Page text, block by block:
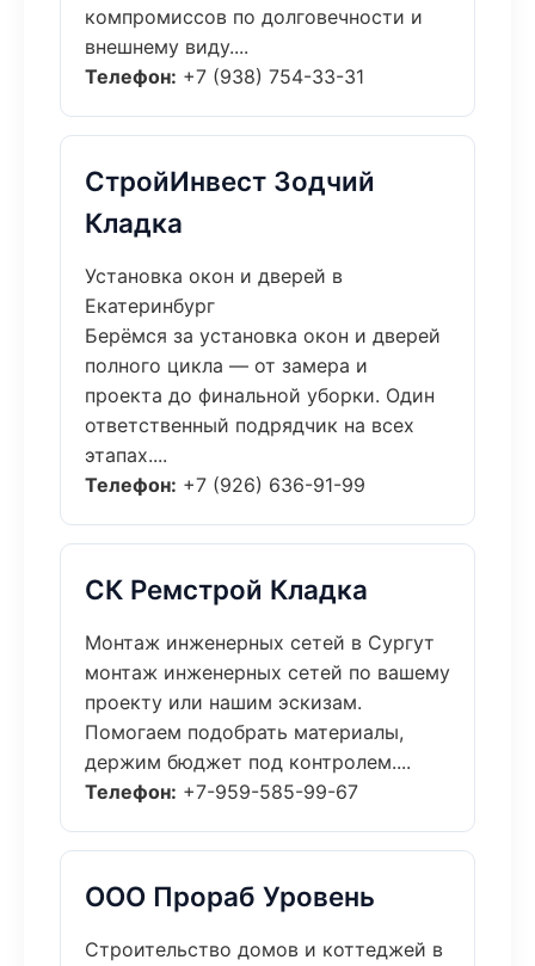
компромиссов по долговечности и
внешнему виду....
Телефон: +7 (938) 754-33-31
СтройИнвест Зодчий
Кладка
Установка окон и дверей в
Екатеринбург
Берёмся за установка окон и дверей
полного цикла — от замера и
проекта до финальной уборки. Один
ответственный подрядчик на всех
этапах....
Телефон: +7 (926) 636-91-99
СК Ремстрой Кладка
Монтаж инженерных сетей в Сургут
монтаж инженерных сетей по вашему
проекту или нашим эскизам.
Помогаем подобрать материалы,
держим бюджет под контролем....
Телефон: +7-959-585-99-67
ООО Прораб Уровень
Строительство домов и коттеджей в